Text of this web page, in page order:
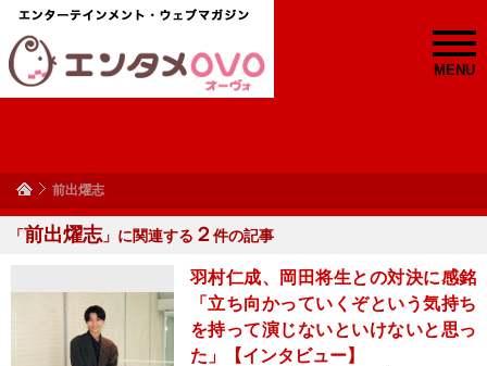
MENU
前出燿志
「前出燿志 」に関連する ２件の記事
羽村仁成、岡田将生との対決に感銘
「立ち向かっていくぞという気持ち
を持って演じないといけないと思っ
た」【インタビュー】